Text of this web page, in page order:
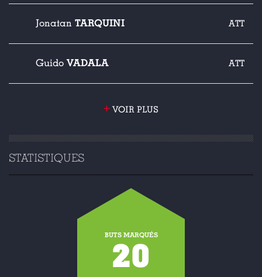
Jonatan TARQUINI ATT
Guido VADALA ATT
+ VOIR PLUS
STATISTIQUES
BUTS MARQUÉS
20